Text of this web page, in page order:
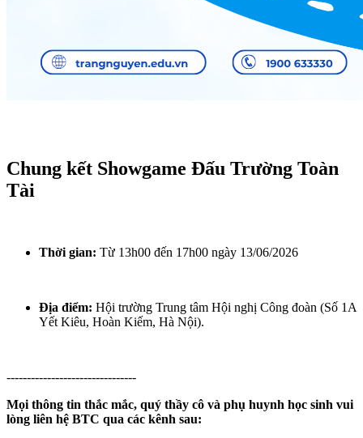
Chung kết Showgame Đấu Trường Toàn
Tài
Thời gian: Từ 13h00 đến 17h00 ngày 13/06/2026
Địa điểm: Hội trường Trung tâm Hội nghị Công đoàn (Số 1A
Yết Kiêu, Hoàn Kiếm, Hà Nội).
--------------------------------
Mọi thông tin thắc mắc, quý thầy cô và phụ huynh học sinh vui
lòng liên hệ BTC qua các kênh sau: